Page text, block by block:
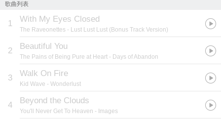
歌曲列表
1 With My Eyes Closed
The Raveonettes - Lust Lust Lust (Bonus Track Version)
2 Beautiful You
The Pains of Being Pure at Heart - Days of Abandon
3 Walk On Fire
Kid Wave - Wonderlust
4 Beyond the Clouds
You'll Never Get To Heaven - Images